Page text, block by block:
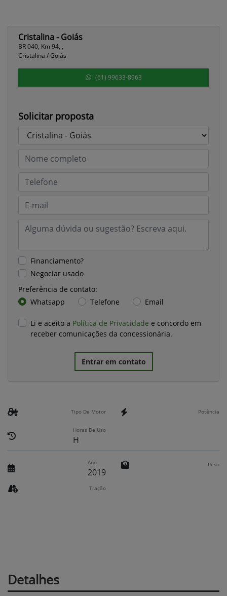
Cristalina - Goiás
BR 040, Km 94, ,
Cristalina / Goiás
(61) 99633-8963
Solicitar proposta
Financiamento?
Negociar usado
Preferência de contato:
Whatsapp
Telefone Email
Li e aceito a Política de Privacidade e concordo em
receber comunicações da concessionária.
Entrar em contato
Tipo De Motor Potência
Horas De Uso
H
Ano
2019
Peso
Tração
Detalhes